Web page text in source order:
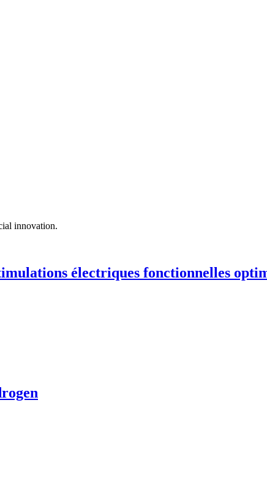
innovation.
électriques fonctionnelles